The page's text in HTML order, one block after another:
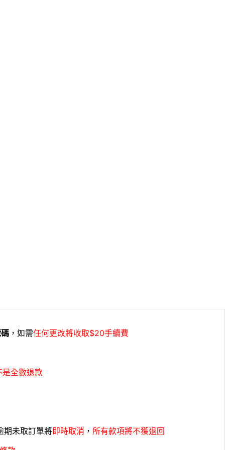
，如需任何更改將收取$20手續費
是全數退款
期未取訂單將即時取消 ， 所有款項將不獲退回